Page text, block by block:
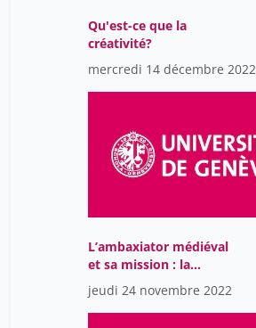
Qu'est-ce que la
créativité?
mercredi 14 décembre 2022
L’ambaxiator médiéval
et sa mission : la
contribution du Moyen
Âge au développement
de la diplomatie
jeudi 24 novembre 2022